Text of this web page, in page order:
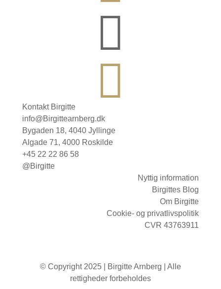


Kontakt Birgitte
info@Birgittearnberg.dk
Bygaden 18, 4040 Jyllinge
Algade 71, 4000 Roskilde
+45 22 22 86 58
@Birgitte
Nyttig information
Birgittes Blog
Om Birgitte
Cookie- og privatlivspolitik
CVR 43763911
© Copyright 2025 | Birgitte Arnberg | Alle
rettigheder forbeholdes